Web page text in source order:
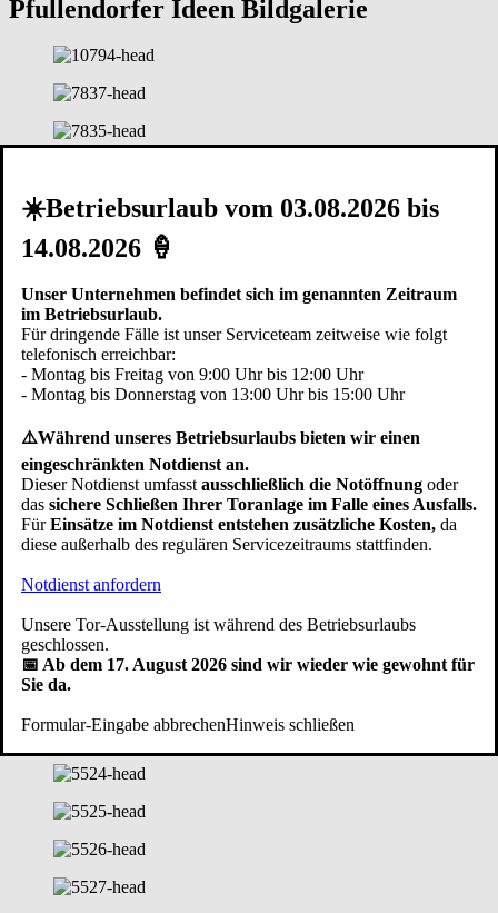
Pfullendorfer Ideen Bildgalerie
☀️Betriebsurlaub vom 03.08.2026 bis
14.08.2026 🍦
Unser Unternehmen befindet sich im genannten Zeitraum
im Betriebsurlaub.
Für dringende Fälle ist unser Serviceteam zeitweise wie folgt
telefonisch erreichbar:
- Montag bis Freitag von 9:00 Uhr bis 12:00 Uhr
- Montag bis Donnerstag von 13:00 Uhr bis 15:00 Uhr
⚠️Während unseres Betriebsurlaubs bieten wir einen
eingeschränkten Notdienst an.
Dieser Notdienst umfasstausschließlich die Notöffnung oder
das sichere Schließen Ihrer Toranlage im Falle eines Ausfalls.
FürEinsätze im Notdienst entstehen zusätzliche Kosten, da
diese außerhalb des regulären Servicezeitraums stattfinden.
Notdienst anfordern
Unsere Tor-Ausstellung ist während des Betriebsurlaubs
geschlossen.
📅 Ab dem 17. August 2026 sind wir wieder wie gewohnt für
Sie da.
Formular-Eingabe abbrechenHinweis schließen